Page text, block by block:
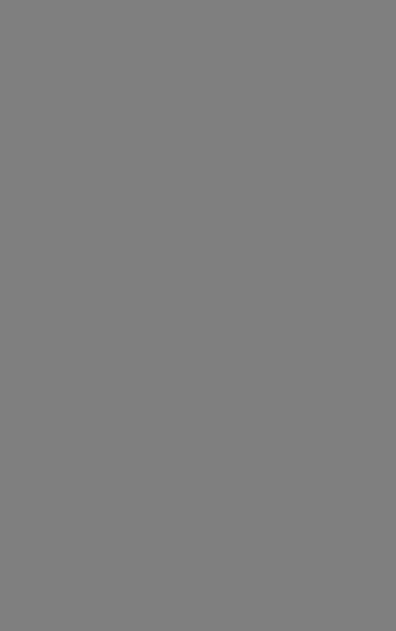
kattenbaasjes
kattenbaasjes
kattenbaasjes